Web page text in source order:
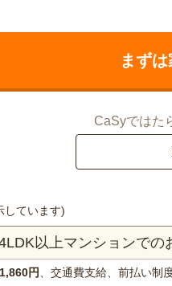
まず
CaSyではた
しています)
以上マンションで
円 、交通費支給、前払い制